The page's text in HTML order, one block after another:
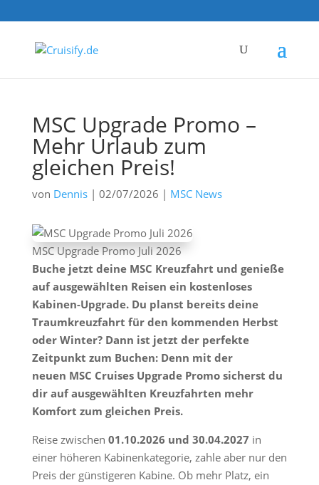
MSC Upgrade Promo –
Mehr Urlaub zum
gleichen Preis!
von Dennis| 02/07/2026 | MSC News
MSC Upgrade Promo Juli 2026
Buche jetzt deine MSC Kreuzfahrt und genieße
auf ausgewählten Reisen ein kostenloses
Kabinen-Upgrade. Du planst bereits deine
Traumkreuzfahrt für den kommenden Herbst
oder Winter? Dann ist jetzt der perfekte
Zeitpunkt zum Buchen: Denn mit der
neuen MSC Cruises Upgrade Promo sicherst du
dir auf ausgewählten Kreuzfahrten mehr
Komfort zum gleichen Preis.
Reise zwischen 01.10.2026 und 30.04.2027 in
einer höheren Kabinenkategorie, zahle aber nur den
Preis der günstigeren Kabine. Ob mehr Platz, ein